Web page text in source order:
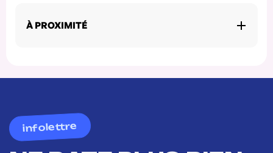
À PROXIMITÉ
infolettre